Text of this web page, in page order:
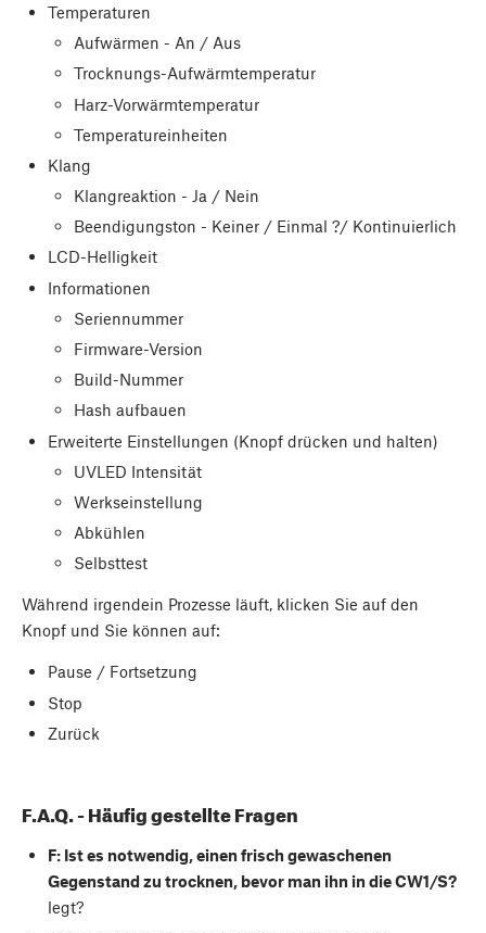
Temperaturen
Aufwärmen - An / Aus
Trocknungs-Aufwärmtemperatur
Harz-Vorwärmtemperatur
Temperatureinheiten
Klang
Klangreaktion - Ja / Nein
Beendigungston - Keiner / Einmal ?/ Kontinuierlich
LCD-Helligkeit
Informationen
Seriennummer
Firmware-Version
Build-Nummer
Hash aufbauen
Erweiterte Einstellungen (Knopf drücken und halten)
UVLED Intensität
Werkseinstellung
Abkühlen
Selbsttest
Während irgendein Prozesse läuft, klicken Sie auf den
Knopf und Sie können auf:
Pause / Fortsetzung
Stop
Zurück
F.A.Q. - Häufig gestellte Fragen
F: Ist es notwendig, einen frisch gewaschenen
Gegenstand zu trocknen, bevor man ihn in die CW1/S?
legt?